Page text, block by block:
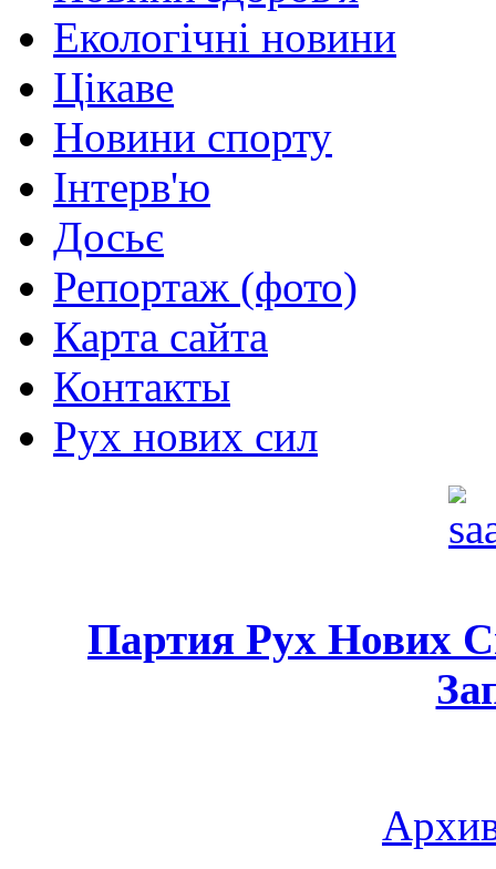
Екологічні новини
Цікаве
Новини спорту
Інтерв'ю
Досьє
Репортаж (фото)
Карта сайта
Контакты
Рух нових сил
Партия Рух Нових